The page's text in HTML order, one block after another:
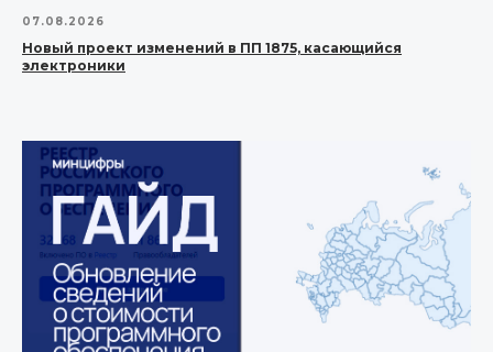
07.08.2026
Новый проект изменений в ПП 1875, касающийся
электроники